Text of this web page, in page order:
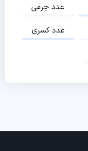
عدد جرمی
عدد کسری